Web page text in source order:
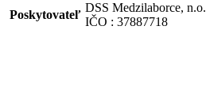
Poskytovateľ
DSS Medzilaborce, n.o.
IČO : 37887718